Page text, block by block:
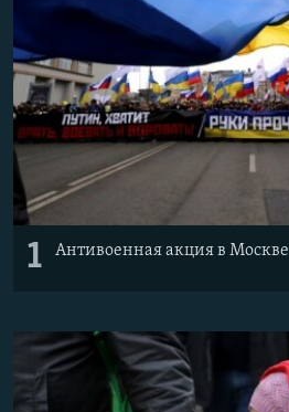
УКРАИНСКАЯ ПРОБЛЕМА КРЫМА
Все сайты RFE/RL
1 Антивоенная акция в Москве